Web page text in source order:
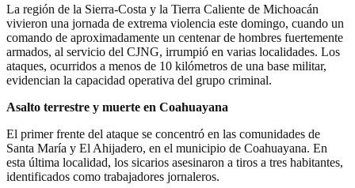
La región de la Sierra-Costa y la Tierra Caliente de Michoacán
vivieron una jornada de extrema violencia este domingo, cuando un
comando de aproximadamente un centenar de hombres fuertemente
armados, al servicio del CJNG, irrumpió en varias localidades. Los
ataques, ocurridos a menos de 10 kilómetros de una base militar,
evidencian la capacidad operativa del grupo criminal.
Asalto terrestre y muerte en Coahuayana
El primer frente del ataque se concentró en las comunidades de
Santa María y El Ahijadero, en el municipio de Coahuayana. En
esta última localidad, los sicarios asesinaron a tiros a tres habitantes,
identificados como trabajadores jornaleros.